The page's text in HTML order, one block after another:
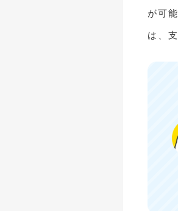
が可
は、